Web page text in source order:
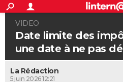
ACTUALITÉS
SPORT
Coupe du monde 2026
Football
Tennis
Cyclisme
Rugby
Forum
CULTURE
Programme TV
TNTStreaming
Cinéma
Sorties cinéma
Musique
+FINANCE
VIDEO
Date limite des
une date à ne pas
La Rédaction
5 juin 2026 12:21